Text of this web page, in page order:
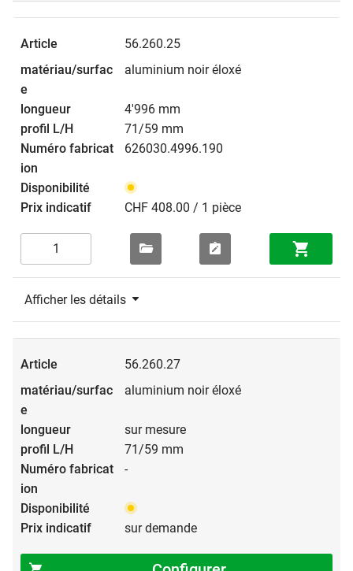
56.260.25
aluminium noir éloxé
4'996 mm
71/59 mm
626030.4996.190
CHF 408.00 / 1 pièce
Afficher les détails
56.260.27
aluminium noir éloxé
sur mesure
71/59 mm
-
sur demande